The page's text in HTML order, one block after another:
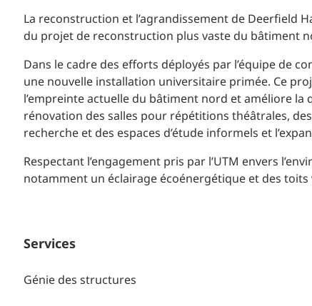
La reconstruction et l’agrandissement de Deerfield
du projet de reconstruction plus vaste du bâtiment
Dans le cadre des efforts déployés par l’équipe de
une nouvelle installation universitaire primée. Ce
l’empreinte actuelle du bâtiment nord et améliore la
rénovation des salles pour répétitions théâtrales,
recherche et des espaces d’étude informels et
Respectant l’engagement pris par l’UTM envers
notamment un éclairage écoénergétique et des
Services
Génie des structures